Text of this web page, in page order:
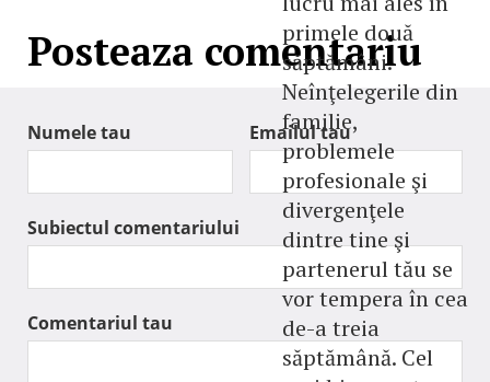
primele două
săptămâni.
Neînţelegerile din
familie,
problemele
profesionale şi
divergenţele
dintre tine şi
partenerul tău se
vor tempera în cea
de-a treia
săptămână. Cel
Posteaza comentariu
Numele tau Emailul tau
Subiectul comentariului
Comentariul tau